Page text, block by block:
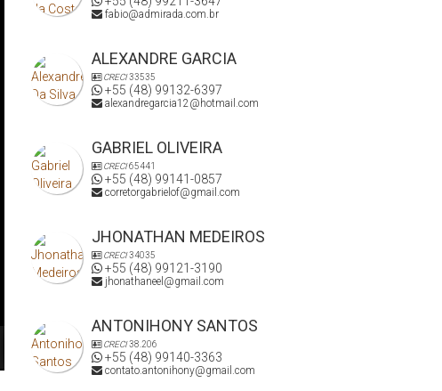
fabio@admirada.com.br
ALEXANDRE GARCIA
CRECI33535
+55 (48) 99132-6397
alexandregarcia12@hotmail.com
GABRIEL OLIVEIRA
CRECI65441
+55 (48) 99141-0857
corretorgabrielof@gmail.com
JHONATHAN MEDEIROS
CRECI34035
+55 (48) 99121-3190
jhonathaneel@gmail.com
ANTONIHONY SANTOS
CRECI38.206
+55 (48) 99140-3363
contato.antonihony@gmail.com